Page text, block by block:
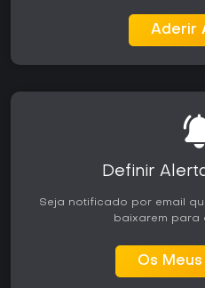
mostre a idade em gráficos e
A cena de mods mantém o
competitivas.
O jogo é indicado para quem
deliberada e em grande
acelerada. O singleplayer
enquanto o multiplayer
paciência. A disponibilidade no
experiência principal ainda
que valorizam a simulação em
variedade contínua sem
Aderir
Definir
Seja notificado por email
baixarem para
Os